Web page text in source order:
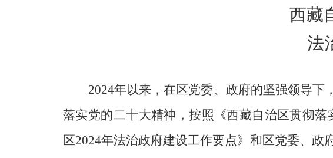
西藏
法
2024年以来，在区党委、政府的坚强领导
落实党的二十大精神，按照《西藏自治区贯彻
区2024年法治政府建设工作要点》和区党委、政